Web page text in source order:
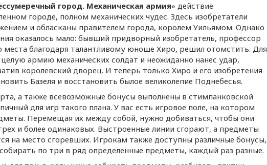
город. Механическая армия» действие
городе, полном механических чудес. Здесь изобретатели
и обласканы правителем города, королем Уильямом. Однако
оказалось мало: бывший придворный изобретатель, профессор
места благодаря талантливому юноше Хиро, решил отомстить. Для
армию механических солдат и неожиданно нанес удар,
королевский дворец. И теперь только Хиро и его изобретения
Базеля и восстановить былое великолепие Поднебесья.
а также всевозможные бонусы выполнены в стимпанковской
для игр такого плана. У вас есть игровое поле, на котором
Перемещая их между собой, нужно добиваться, чтобы они
и более одинаковых. Выстроенные линии сгорают, а предметы
на место сгоревших. Игрокам также доступны различные бонусы,
по три в ряд определенные предметы, каждый раз разные.